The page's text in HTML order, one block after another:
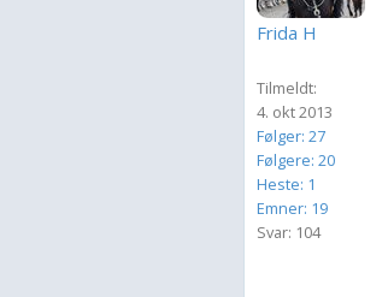
Frida H
Tilmeldt:
4. okt 2013
Følger: 27
Følgere: 20
Heste: 1
Emner: 19
Svar: 104